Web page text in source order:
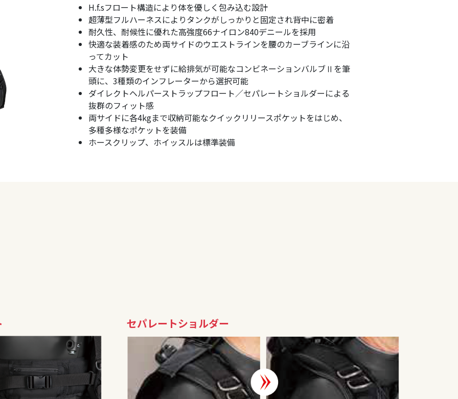
H.f.sフロート構造により体を優しく包み込む設計
超薄型フルハーネスによりタンクがしっかりと固定され背中に密着
耐久性、耐候性に優れた高強度66ナイロン840デニールを採用
快適な装着感のため両サイドのウエストラインを腰のカーブラインに沿
ってカット
大きな体勢変更をせずに給排気が可能なコンビネーションバルブⅡを筆
頭に、3種類のインフレーターから選択可能
ダイレクトヘルパーストラップフロート／セパレートショルダーによる
抜群のフィット感
両サイドに各4kgまで収納可能なクイックリリースポケットをはじめ、
多種多様なポケットを装備
ホースクリップ、ホイッスルは標準装備
セパレートショルダー